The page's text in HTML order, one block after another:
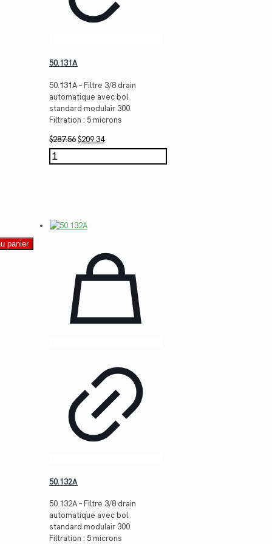
50.131A
50.131A – Filtre 3/8 drain
automatique avec bol
standard modulair 300.
Filtration : 5 microns
$287.56Le
prix
initial
$209.34Le
prix
actuel
quantité
de
panier
50.132A
50.132A – Filtre 3/8 drain
automatique avec bol
standard modulair 300.
Filtration : 5 microns